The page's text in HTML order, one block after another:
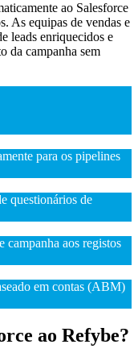
ao Salesforce
As equipas de vendas e
leads enriquecidos e
da campanha sem
para os pipelines
questionários de
campanha aos registos
em contas (ABM)
ao Refybe?